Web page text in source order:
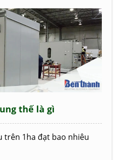
thế là gì
trên 1ha đạt bao nhiêu